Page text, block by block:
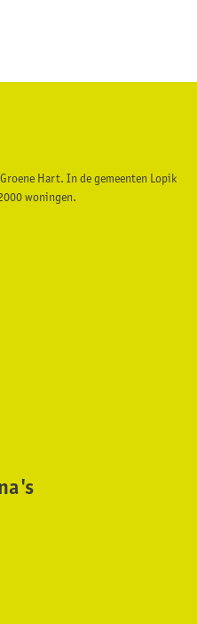
Hart. In de gemeenten Lopik
woningen.